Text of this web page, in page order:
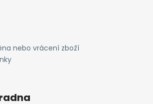
nebo vrácení zboží